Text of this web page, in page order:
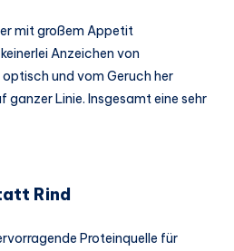
mit großem Appetit
Anzeichen von
und vom Geruch her
Linie. Insgesamt eine sehr
Rind
Proteinquelle für